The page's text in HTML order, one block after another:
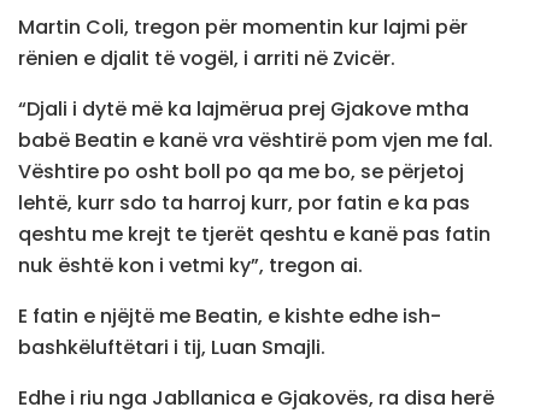
Martin Coli, tregon për momentin kur lajmi për
rënien e djalit të vogël, i arriti në Zvicër.
“Djali i dytë më ka lajmërua prej Gjakove mtha
babë Beatin e kanë vra vështirë pom vjen me fal.
Vështire po osht boll po qa me bo, se përjetoj
lehtë, kurr sdo ta harroj kurr, por fatin e ka pas
qeshtu me krejt te tjerët qeshtu e kanë pas fatin
nuk është kon i vetmi ky”, tregon ai.
E fatin e njëjtë me Beatin, e kishte edhe ish-
bashkëluftëtari i tij, Luan Smajli.
Edhe i riu nga Jabllanica e Gjakovës, ra disa herë